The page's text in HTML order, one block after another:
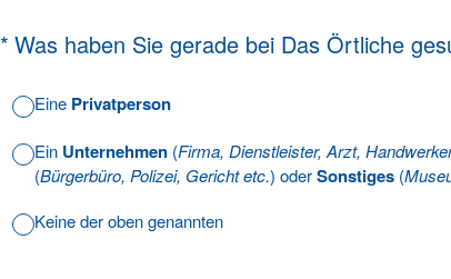
* Was haben Sie gerade bei Das Örtliche
(Erforderlich.)
Eine Privatperson
Ein Unternehmen (Firma, Dienstleister, Arzt,
(Bürgerbüro, Polizei, Gericht etc.) oderSonstiges (
Keine der oben genannten